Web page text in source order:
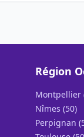
Région
Montpellier
Nîmes (50)
Perpignan